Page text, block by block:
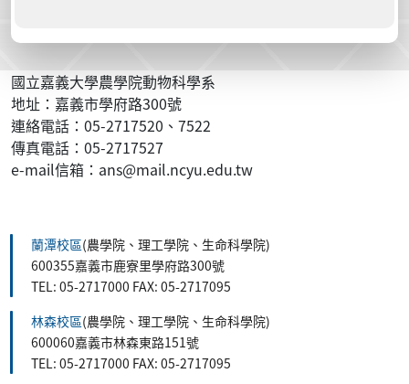
國立嘉義大學農學院動物科學系
地址：嘉義市學府路300號
連絡電話：05-2717520、7522
傳真電話：05-2717527
e-mail信箱：ans@mail.ncyu.edu.tw
蘭潭校區(農學院、理工學院、生命科學院)
600355嘉義市鹿寮里學府路300號
TEL: 05-2717000 FAX: 05-2717095
林森校區(農學院、理工學院、生命科學院)
600060嘉義市林森東路151號
TEL: 05-2717000 FAX: 05-2717095